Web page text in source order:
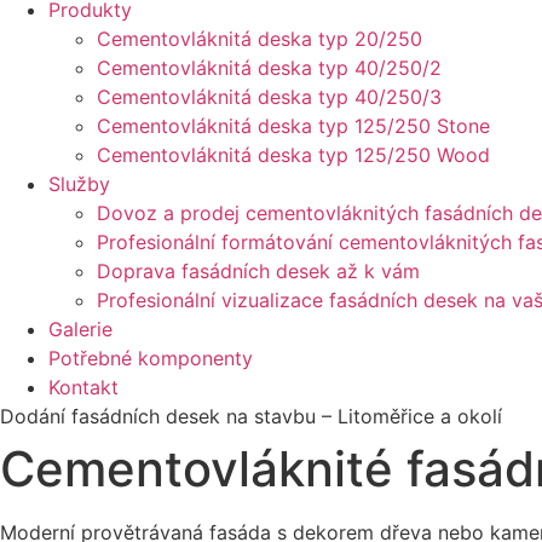
Produkty
Cementovláknitá deska typ 20/250
Cementovláknitá deska typ 40/250/2
Cementovláknitá deska typ 40/250/3
Cementovláknitá deska typ 125/250 Stone
Cementovláknitá deska typ 125/250 Wood
Služby
Dovoz a prodej cementovláknitých fasádních
Profesionální formátování cementovláknitých
Doprava fasádních desek až k vám
Profesionální vizualizace fasádních desek na
Galerie
Potřebné komponenty
Kontakt
Dodání fasádních desek na stavbu – Litoměřice a okolí
Cementovláknité
Moderní provětrávaná fasáda s dekorem dřeva nebo